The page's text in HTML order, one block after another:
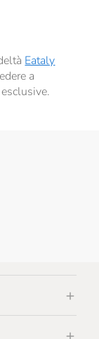
prestato ai
Eataly
a